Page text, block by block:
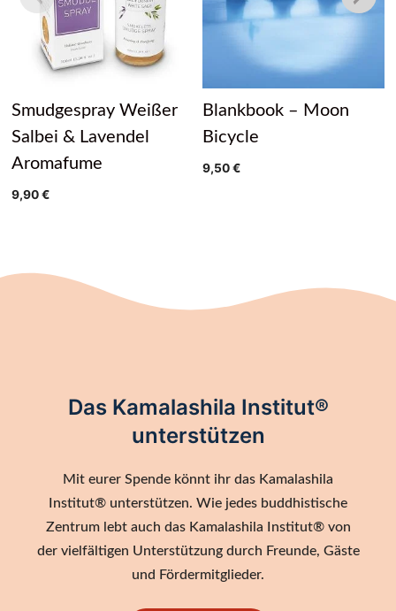
Smudgespray Weißer
Salbei & Lavendel
Aromafume
9,90€
Blankbook – Moon
Bicycle
9,50€
Das Kamalashila Institut®
unterstützen
Mit eurer Spende könnt ihr das Kamalashila
Institut® unterstützen. Wie jedes buddhistische
Zentrum lebt auch das Kamalashila Institut® von
der vielfältigen Unterstützung durch Freunde, Gäste
und Fördermitglieder.